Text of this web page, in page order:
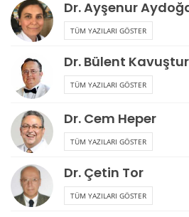
Dr. Ayşenur
TÜM YAZILARI GÖSTER
Dr. Bülent
TÜM YAZILARI GÖSTER
Dr. Cem Heper
TÜM YAZILARI GÖSTER
Dr. Çetin Tor
TÜM YAZILARI GÖSTER